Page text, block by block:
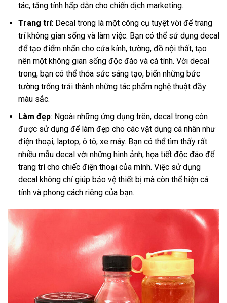
tác, tăng tính hấp dẫn cho chiến dịch marketing.
Trang trí: Decal trong là một công cụ tuyệt vời để trang
trí không gian sống và làm việc. Bạn có thể sử dụng decal
để tạo điểm nhấn cho cửa kính, tường, đồ nội thất, tạo
nên một không gian sống độc đáo và cá tính. Với decal
trong, bạn có thể thỏa sức sáng tạo, biến những bức
tường trống trải thành những tác phẩm nghệ thuật đầy
màu sắc.
Làm đẹp: Ngoài những ứng dụng trên, decal trong còn
được sử dụng để làm đẹp cho các vật dụng cá nhân như
điện thoại, laptop, ô tô, xe máy. Bạn có thể tìm thấy rất
nhiều mẫu decal với những hình ảnh, họa tiết độc đáo để
trang trí cho chiếc điện thoại của mình. Việc sử dụng
decal không chỉ giúp bảo vệ thiết bị mà còn thể hiện cá
tính và phong cách riêng của bạn.